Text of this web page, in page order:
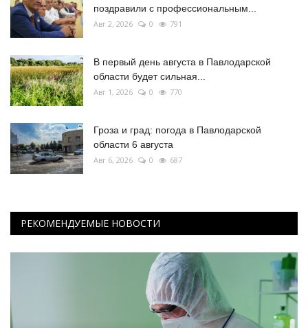
поздравили с профессиональным...
Авг 2, 2026 0 791
В первый день августа в Павлодарской
области будет сильная...
Авг 1, 2026 0 770
Гроза и град: погода в Павлодарской
области 6 августа
Авг 6, 2026 0 687
РЕКОМЕНДУЕМЫЕ НОВОСТИ